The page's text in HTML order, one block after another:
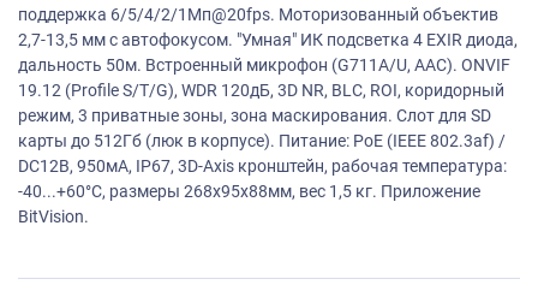
поддержка 6/5/4/2/1Мп@20fps. Моторизованный объектив
2,7-13,5 мм с автофокусом. "Умная" ИК подсветка 4 EXIR диода,
дальность 50м. Встроенный микрофон (G711A/U, AAC). ONVIF
19.12 (Profile S/T/G), WDR 120дБ, 3D NR, BLC, ROI, коридорный
режим, 3 приватные зоны, зона маскирования. Слот для SD
карты до 512Гб (люк в корпусе). Питание: PoE (IEEE 802.3af) /
DC12В, 950мA, IP67, 3D-Axis кронштейн, рабочая температура:
-40...+60°C, размеры 268x95x88мм, вес 1,5 кг. Приложение
BitVision.